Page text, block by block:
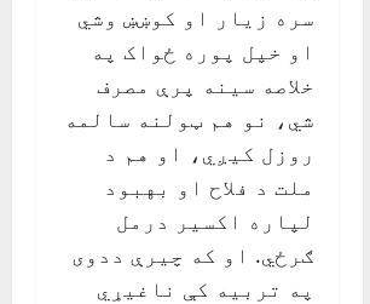
سره زيار او کوښښ وشي
او خپل پوره ځواک په
خلاصه سينه پرې مصرف
شي، نو هم ټولنه سالمه
روزل کيږي، او هم د
ملت د فلاح او بهبود
لپاره اکسير درمل
ګرځي. او که چيرې ددوی
په تربيه کې ناغيړي